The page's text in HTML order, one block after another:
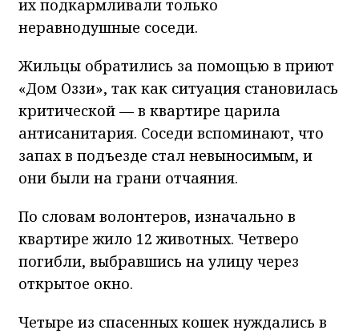
их подкармливали только
неравнодушные соседи.
Жильцы обратились за помощью в приют
«Дом Оззи», так как ситуация становилась
критической — в квартире царила
антисанитария. Соседи вспоминают, что
запах в подъезде стал невыносимым, и
они были на грани отчаяния.
По словам волонтеров, изначально в
квартире жило 12 животных. Четверо
погибли, выбравшись на улицу через
открытое окно.
Четыре из спасенных кошек нуждались в